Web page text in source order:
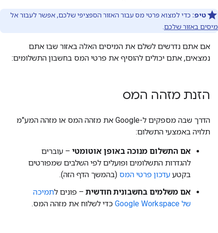
טיפ: כדי למצוא פרטי מס עבור האזור הספציפי שלכם, אפשר לעבור אל
מיסים באזור שלכם
אם אתם נדרשים לשלם את המיסים האלה באזור שבו אתם
נמצאים, אתם יכולים להוסיף את פרטי המס בחשבון התשלומים:
הזנת מזהה המס
הדרך שבה מספקים ל-Google את מזהה המס או מזהה המע"מ
תלויה באמצעי התשלום:
אם התשלום מנוכה באופן אוטומטי – עוברים
להגדרות התשלומים ופועלים לפי השלבים שמפורטים
בקטע עדכון פרטי המס (בהמשך הדף הזה).
אם משלמים בחשבונית חודשית – פונים לתמיכה
של Google Workspace
כדי לשלוח את מזהה המס.